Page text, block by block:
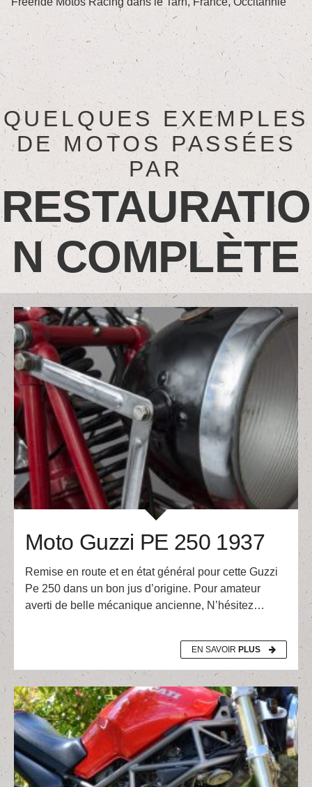
QUELQUES EXEMPLES
DE MOTOS PASSÉES
PAR
RESTAURATIO
N COMPLÈTE
Moto Guzzi PE 250 1937
Remise en route et en état général pour cette Guzzi
Pe 250 dans un bon jus d’origine. Pour amateur
averti de belle mécanique ancienne, N’hésitez…
EN SAVOIR PLUS